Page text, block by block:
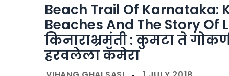
Beach Trail Of Karnataka:
Beaches And The Story Of
किनाराभ्रमंती : कुमटा ते
हरवलेला कॅमेरा